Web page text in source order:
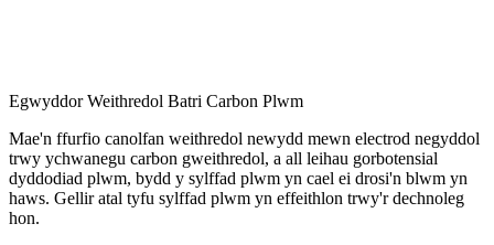
Egwyddor Weithredol Batri Carbon Plwm
Mae'n ffurfio canolfan weithredol newydd mewn electrod negyddol
trwy ychwanegu carbon gweithredol, a all leihau gorbotensial
dyddodiad plwm, bydd y sylffad plwm yn cael ei drosi'n blwm yn
haws. Gellir atal tyfu sylffad plwm yn effeithlon trwy'r dechnoleg
hon.